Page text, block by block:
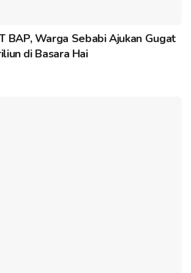
BAP, Warga Sebabi Ajukan Gugat
di Basara Hai